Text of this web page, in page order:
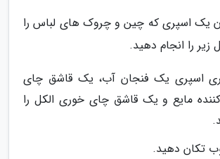
یک اسپری که چین و چروک های لباس را
زیر را انجام دهید.
اسپری یک فنجان آب، یک قاشق چای
مایع و یک قاشق چای خوری الکل را
تکان دهید.